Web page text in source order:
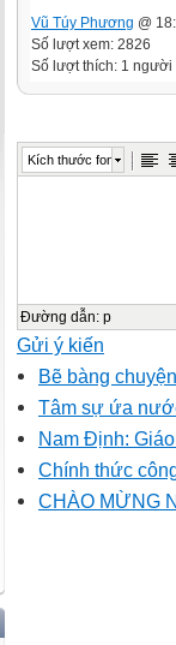
Vũ Túy Phương @
Số lượt xem: 2826
Số lượt thích: 1 người
Kích thước font
Đường dẫn: p
Gửi ý kiến
Bẽ bàng
Tâm sự ứa
Nam Định:
Chính thức
CHÀO MỪNG